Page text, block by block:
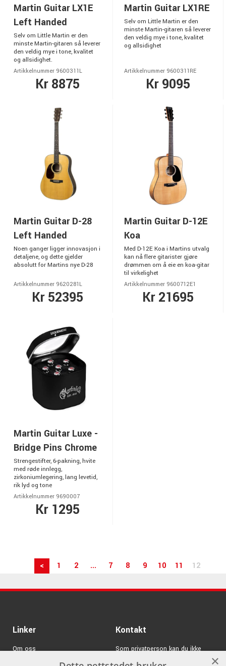
Martin Guitar LX1E
Left Handed
Selv om Little Martin er den
minste Martin-gitaren så leverer
den veldig mye i tone, kvalitet
og allsidighet.
Artikkelnummer 9600311L
Kr 8875
Martin Guitar LX1RE
Selv om Little Martin er den
minste Martin-gitaren så leverer
den veldig mye i tone, kvalitet
og allsidighet
Artikkelnummer 9600311RE
Kr 9095
Martin Guitar D-28
Left Handed
Noen ganger ligger innovasjon i
detaljene, og dette gjelder
absolutt for Martins nye D-28
Artikkelnummer 9620281L
Kr 52395
Martin Guitar D-12E
Koa
Med D-12E Koa i Martins utvalg
kan nå flere gitarister gjøre
drømmen om å eie en koa-gitar
til virkelighet
Artikkelnummer 9600712E1
Kr 21695
Martin Guitar Luxe -
Bridge Pins Chrome
Strengestifter, 6-pakning, hvite
med røde innlegg,
zirkoniumlegering, lang levetid,
rik lyd og tone
Artikkelnummer 9690007
Kr 1295
< 1 2 ... 7 8 9 10 11 12
Linker
Om oss
Kontakt
Som privatperson kan du ikke
kjøpe på denne nettsiden, alt salg×